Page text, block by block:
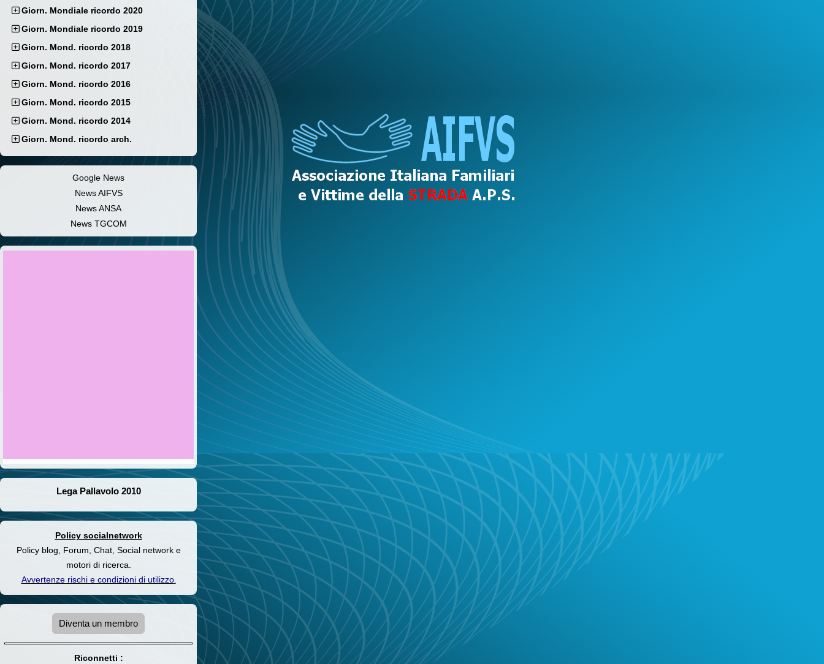
Giorn. Mondiale ricordo 2020
Giorn. Mondiale ricordo 2019
Giorn. Mond. ricordo 2018
Giorn. Mond. ricordo 2017
Giorn. Mond. ricordo 2016
Giorn. Mond. ricordo 2015
Giorn. Mond. ricordo 2014
Giorn. Mond. ricordo arch.
Google News
News AIFVS
News ANSA
News TGCOM
Lega Pallavolo 2010
Policy socialnetwork
Policy blog, Forum, Chat, Social network e
motori di ricerca.
Avvertenze rischi e condizioni di utilizzo.
Diventa un membro
Riconnetti :